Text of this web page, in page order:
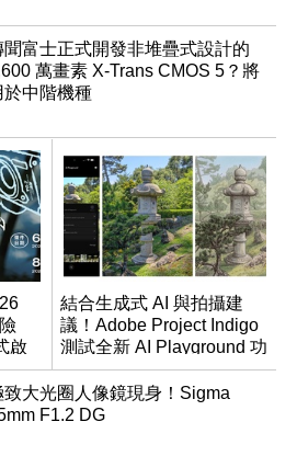
聞富士正式開發非堆疊式設計的
萬畫素 X-Trans CMOS 5？將
於中階機種
啟
結合生成式 AI 與拍攝建
議！Adobe Project Indigo
測試全新 AI Playground 功
能
致大光圈人像鏡現身！Sigma
F1.2 DG